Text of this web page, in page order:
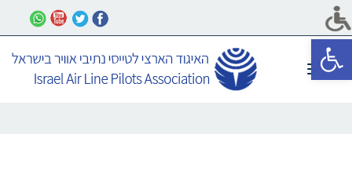
פתח סרגל נגישות
תפריט